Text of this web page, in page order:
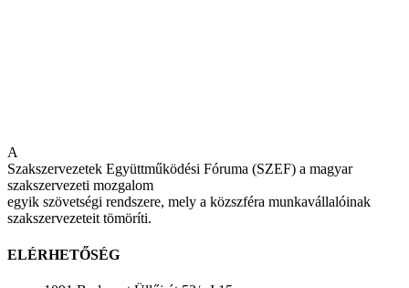
A
Szakszervezetek Együttműködési Fóruma (SZEF) a magyar
szakszervezeti mozgalom
egyik szövetségi rendszere, mely a közszféra munkavállalóinak
szakszervezeteit tömöríti.
ELÉRHETŐSÉG